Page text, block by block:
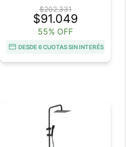
$202.331
$91.049
55% OFF
DESDE 6 CUOTAS SIN INTERÉS